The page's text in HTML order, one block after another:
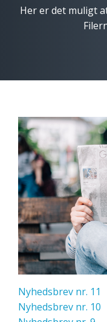
Her er det muligt
Nyhedsbrev nr. 11
Nyhedsbrev nr. 10